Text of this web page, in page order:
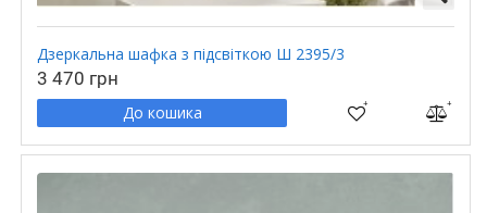
Дзеркальна шафка з підсвіткою Ш 2395/3
3 470 грн
До кошика